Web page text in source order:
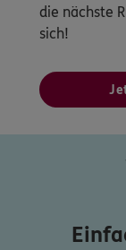
die nächste
sich!